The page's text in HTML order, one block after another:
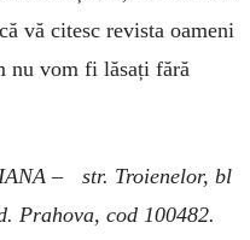
vă citesc revista oameni
nu vom fi lăsați fără
– str. Troienelor, bl
Prahova, cod 100482.